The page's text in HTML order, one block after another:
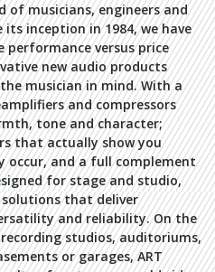
of musicians, engineers and
inception in 1984, we have
versus price
new audio products
musician in mind. With a
and compressors
tone and character;
that actually show you
occur, and a full complement
for stage and studio,
that deliver
and reliability. On the
studios, auditoriums,
or garages, ART